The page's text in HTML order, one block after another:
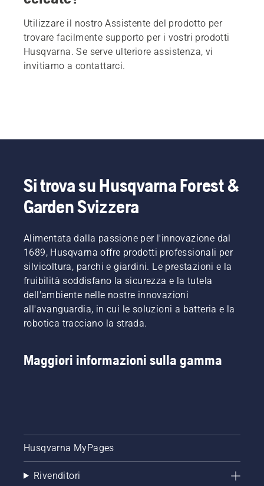
Utilizzare il nostro Assistente del prodotto per
trovare facilmente supporto per i vostri prodotti
Husqvarna. Se serve ulteriore assistenza, vi
invitiamo a contattarci.
Si trova su Husqvarna Forest &
Garden Svizzera
Alimentata dalla passione per l'innovazione dal
1689, Husqvarna offre prodotti professionali per
silvicoltura, parchi e giardini. Le prestazioni e la
fruibilità soddisfano la sicurezza e la tutela
dell'ambiente nelle nostre innovazioni
all'avanguardia, in cui le soluzioni a batteria e la
robotica tracciano la strada.
Maggiori informazioni sulla gamma
Husqvarna MyPages
Rivenditori